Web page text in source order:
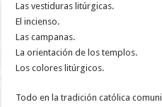
Las vestiduras litúrgicas.
El incienso.
Las campanas.
La orientación de los templos.
Los colores litúrgicos.
Todo en la tradición católica